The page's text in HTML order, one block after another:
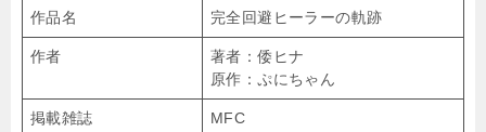
作品名 完全回避ヒーラーの軌跡
作者
著者：倭ヒナ
原作：ぷにちゃん
掲載雑誌 MFC